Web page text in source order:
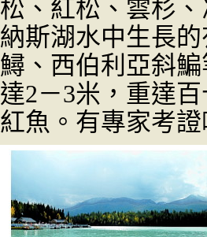
松、紅松、雲杉
納斯湖水中生長
鱘、西伯利亞斜
達2－3米，重達
紅魚。有專家考